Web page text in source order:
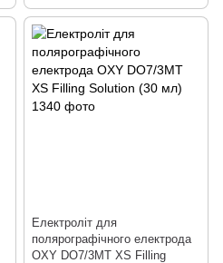
Електроліт для
полярографічного електрода
OXY DO7/3MT XS Filling